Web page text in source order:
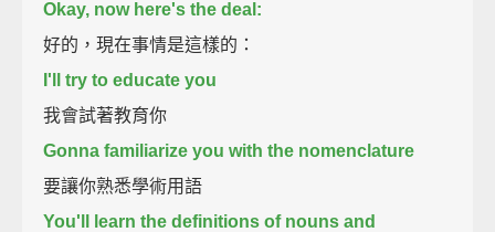
Okay, now here's the deal:
好的，現在事情是這樣的：
I'll try to educate you
我會試著教育你
Gonna familiarize you with the nomenclature
要讓你熟悉學術用語
You'll learn the definitions of nouns and